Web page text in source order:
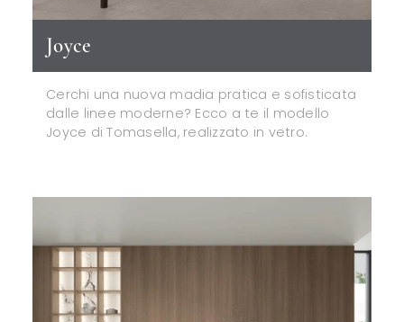
Joyce
Cerchi una nuova madia pratica e sofisticata
dalle linee moderne? Ecco a te il modello
Joyce di Tomasella, realizzato in vetro.